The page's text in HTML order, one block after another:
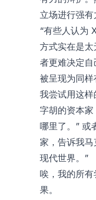
立场进行强有
“有些人认为
方式实在是
者更难决定
被呈现为同样
我尝试用这样
字胡的资本
哪里了。” 或
家，告诉我
现代世界。”
唉，我的所
果。